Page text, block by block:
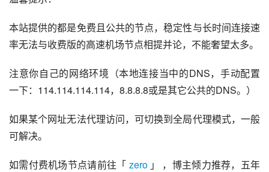
本站提供的都是免费且公共的节点，稳定性与长时间连接速
率无法与收费版的高速机场节点相提并论，不能奢望太多。
注意你自己的网络环境（本地连接当中的DNS，手动配置
一下：114.114.114.114，8.8.8.8或是其它公共的DNS。）
如果某个网址无法代理访问，可切换到全局代理模式，一般
可解决。
如需付费机场节点请前往「 zero 」 ，博主倾力推荐，五年